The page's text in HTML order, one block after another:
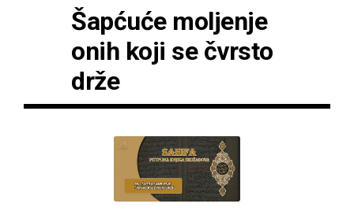
Šapćuće moljenje
onih koji se čvrsto
drže